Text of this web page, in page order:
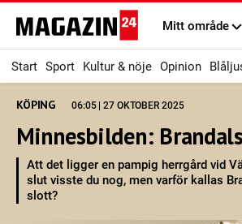
Mitt område
Start Sport Kultur & nöje Opinion
KÖPING 06:05 | 27 OKTOBER 2025
Minnesbilden:
Att det ligger en pampig herrgård vid
slut visste du nog, men varför kallas
slott?